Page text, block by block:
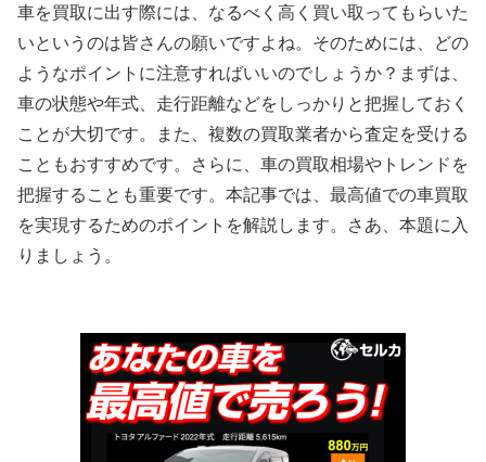
車を買取に出す際には、なるべく高く買い取ってもらいた
いというのは皆さんの願いですよね。そのためには、どの
ようなポイントに注意すればいいのでしょうか？まずは、
車の状態や年式、走行距離などをしっかりと把握しておく
ことが大切です。また、複数の買取業者から査定を受ける
こともおすすめです。さらに、車の買取相場やトレンドを
把握することも重要です。本記事では、最高値での車買取
を実現するためのポイントを解説します。さあ、本題に入
りましょう。